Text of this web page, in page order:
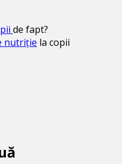
de fapt?
nutriție la copii